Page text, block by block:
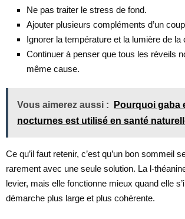
Ne pas traiter le stress de fond.
Ajouter plusieurs compléments d’un
Ignorer la température et la lumière de la
Continuer à penser que tous les réveils
même cause.
Vous aimerez aussi :
Pourquoi gaba
nocturnes est utilisé en santé
Ce qu’il faut retenir, c’est qu’un bon sommeil
rarement avec une seule solution. La l-
levier, mais elle fonctionne mieux quand elle
démarche plus large et plus cohérente.